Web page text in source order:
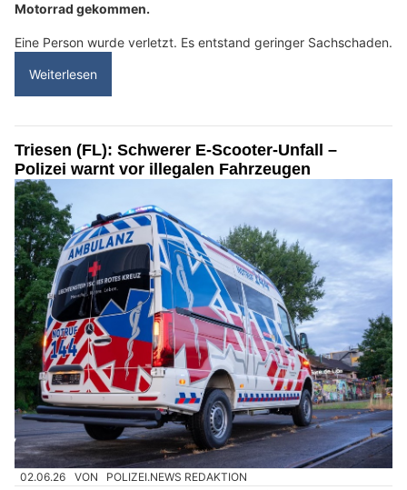
Motorrad gekommen.
Eine Person wurde verletzt. Es entstand geringer Sachschaden.
Weiterlesen
Triesen (FL): Schwerer E-Scooter-Unfall –
Polizei warnt vor illegalen Fahrzeugen
02.06.26 VON POLIZEI.NEWS REDAKTION